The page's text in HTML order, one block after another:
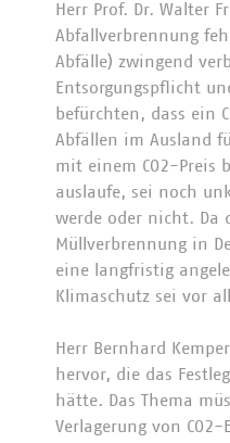
Herr Prof. Dr. Walter
Abfallverbrennung
Abfälle) zwingend
Entsorgungspflicht
befürchten, dass ein
Abfällen im Ausland
mit einem CO2-Preis
auslaufe, sei noch
werde oder nicht. Da
Müllverbrennung in
eine langfristig
Klimaschutz sei vor
Herr Bernhard
hervor, die das
hätte. Das Thema
Verlagerung von